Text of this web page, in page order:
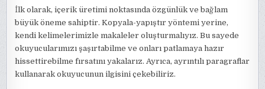
İlk olarak, içerik üretimi noktasında özgünlük ve bağlam
büyük öneme sahiptir. Kopyala-yapıştır yöntemi yerine,
kendi kelimelerimizle makaleler oluşturmalıyız. Bu sayede
okuyucularımızı şaşırtabilme ve onları patlamaya hazır
hissettirebilme fırsatını yakalarız. Ayrıca, ayrıntılı paragraflar
kullanarak okuyucunun ilgisini çekebiliriz.